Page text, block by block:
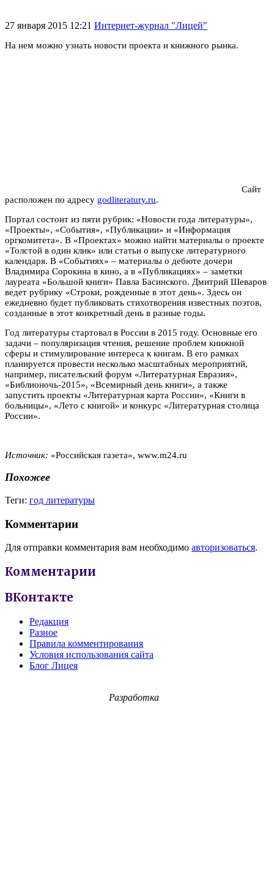
27 января 2015 12:21 Интернет-журнал "Лицей"
На нем можно узнать новости проекта и книжного рынка.
Сайт
расположен по адресу godliteratury.ru.
Портал состоит из пяти рубрик: «Новости года литературы»,
«Проекты», «События», «Публикации» и «Информация
оргкомитета». В «Проектах» можно найти материалы о проекте
«Толстой в один клик» или статьи о выпуске литературного
календаря. В «Событиях» – материалы о дебюте дочери
Владимира Сорокина в кино, а в «Публикациях» – заметки
лауреата «Большой книги» Павла Басинского. Дмитрий Шеваров
ведет рубрику «Строки, рожденные в этот день». Здесь он
ежедневно будет публиковать стихотворения известных поэтов,
созданные в этот конкретный день в разные годы.
Год литературы стартовал в России в 2015 году. Основные его
задачи – популяризация чтения, решение проблем книжной
сферы и стимулирование интереса к книгам. В его рамках
планируется провести несколько масштабных мероприятий,
например, писательский форум «Литературная Евразия»,
«Библионочь-2015», «Всемирный день книги», а также
запустить проекты «Литературная карта России», «Книги в
больницы», «Лето с книгой» и конкурс «Литературная столица
России».
Источник: «Российская газета», www.m24.ru
Похожее
Теги: год литературы
Комментарии
Для отправки комментария вам необходимо авторизоваться.
Комментарии
ВКонтакте
Редакция
Разное
Правила комментирования
Условия использования сайта
Блог Лицея
Разработка